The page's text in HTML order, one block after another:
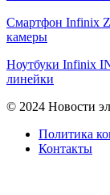
Смартфон Infinix
камеры
Ноутбуки Infinix
линейки
© 2024 Новости
Политика
Контакты